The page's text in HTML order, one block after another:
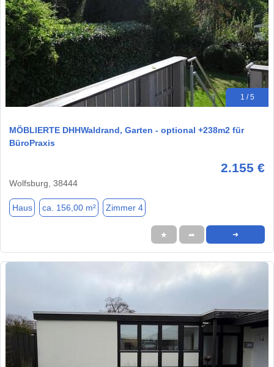
1 / 5
MÖBLIERTE DHHWaldrand, Garten - optional +238m2 für
BüroPraxis
2.155 €
Wolfsburg, 38444
Haus ca. 156,00 m² Zimmer 4
★ ➦ ➜